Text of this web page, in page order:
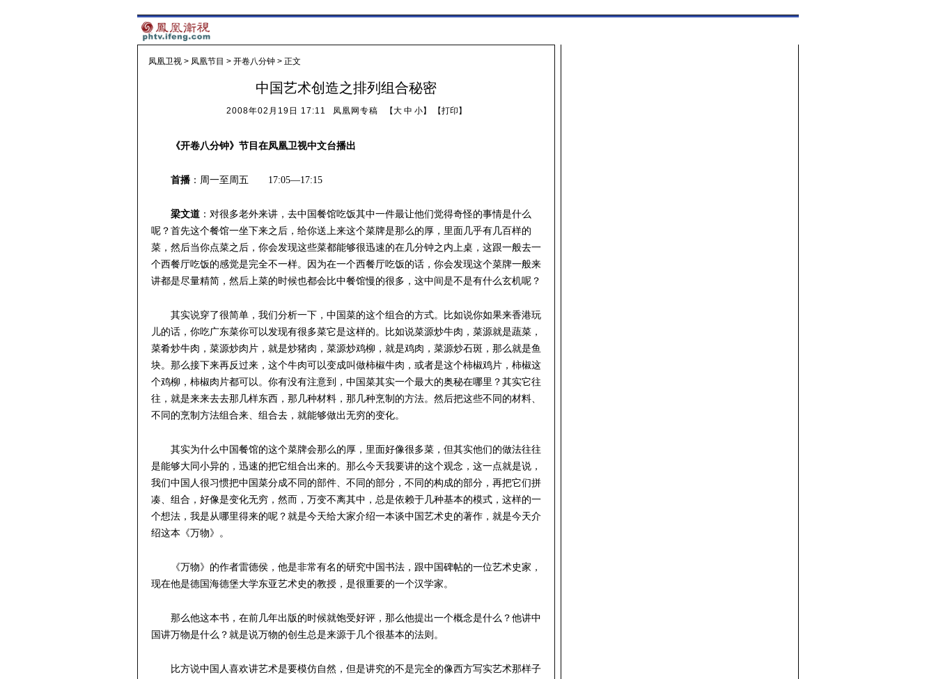
凤凰卫视 > 凤凰节目 > 开卷八分钟 > 正文
中国艺术创造之排列组合秘密
2008年02月19日 17:11 凤凰网专稿 【大 中 小】 【打印 】
《开卷八分钟》节目在凤凰卫视中文台播出
首播 ：周一至周五 17:05—17:15
梁文道 ：对很多老外来讲，去中国餐馆吃饭其中一件最让他们觉得奇怪的事情是什么
呢？首先这个餐馆一坐下来之后，给你送上来这个菜牌是那么的厚，里面几乎有几百样的
菜，然后当你点菜之后，你会发现这些菜都能够很迅速的在几分钟之内上桌，这跟一般去一
个西餐厅吃饭的感觉是完全不一样。因为在一个西餐厅吃饭的话，你会发现这个菜牌一般来
讲都是尽量精简，然后上菜的时候也都会比中餐馆慢的很多，这中间是不是有什么玄机呢？
其实说穿了很简单，我们分析一下，中国菜的这个组合的方式。比如说你如果来香港玩
儿的话，你吃广东菜你可以发现有很多菜它是这样的。比如说菜源炒牛肉，菜源就是蔬菜，
菜肴炒牛肉，菜源炒肉片，就是炒猪肉，菜源炒鸡柳，就是鸡肉，菜源炒石斑，那么就是鱼
块。那么接下来再反过来，这个牛肉可以变成叫做柿椒牛肉，或者是这个柿椒鸡片，柿椒这
个鸡柳，柿椒肉片都可以。你有没有注意到，中国菜其实一个最大的奥秘在哪里？其实它往
往，就是来来去去那几样东西，那几种材料，那几种烹制的方法。然后把这些不同的材料、
不同的烹制方法组合来、组合去，就能够做出无穷的变化。
其实为什么中国餐馆的这个菜牌会那么的厚，里面好像很多菜，但其实他们的做法往往
是能够大同小异的，迅速的把它组合出来的。那么今天我要讲的这个观念，这一点就是说，
我们中国人很习惯把中国菜分成不同的部件、不同的部分，不同的构成的部分，再把它们拼
凑、组合，好像是变化无穷，然而，万变不离其中，总是依赖于几种基本的模式，这样的一
个想法，我是从哪里得来的呢？就是今天给大家介绍一本谈中国艺术史的著作，就是今天介
绍这本《万物》。
《万物》的作者雷德侯，他是非常有名的研究中国书法，跟中国碑帖的一位艺术史家，
现在他是德国海德堡大学东亚艺术史的教授，是很重要的一个汉学家。
那么他这本书，在前几年出版的时候就饱受好评，那么他提出一个概念是什么？他讲中
国讲万物是什么？就是说万物的创生总是来源于几个很基本的法则。
比方说中国人喜欢讲艺术是要模仿自然，但是讲究的不是完全的像西方写实艺术那样子